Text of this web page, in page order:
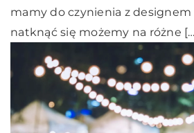
mamy do czynienia z
natknąć się możemy na różne